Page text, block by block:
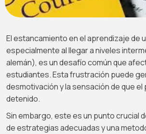
El estancamiento en el aprendizaje de
especialmente al llegar a niveles
alemán), es un desafío común que
estudiantes. Esta frustración puede
desmotivación y la sensación de que
detenido.
Sin embargo, este es un punto crucial
de estrategias adecuadas y una